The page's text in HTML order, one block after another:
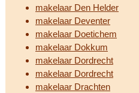
makelaar Den Helder
makelaar Deventer
makelaar Doetichem
makelaar Dokkum
makelaar Dordrecht
makelaar Dordrecht
makelaar Drachten